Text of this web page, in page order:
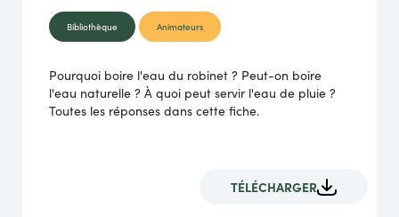
Bibliothèque Animateurs
Pourquoi boire l'eau du robinet ? Peut-on boire
l'eau naturelle ? À quoi peut servir l'eau de pluie ?
Toutes les réponses dans cette fiche.
TÉLÉCHARGER